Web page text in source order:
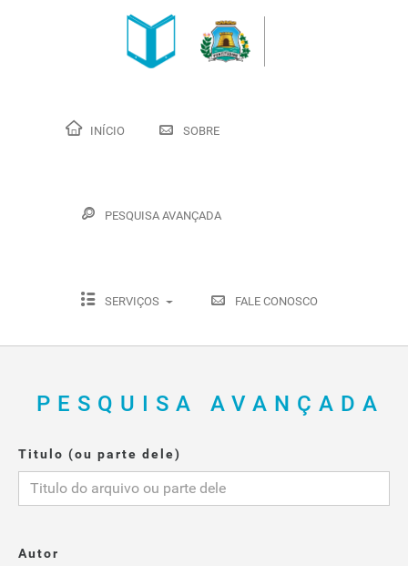
INÍCIO SOBRE
PESQUISA AVANÇADA
SERVIÇOS FALE CONOSCO
PESQUISA AVANÇADA
Titulo (ou parte dele)
Autor